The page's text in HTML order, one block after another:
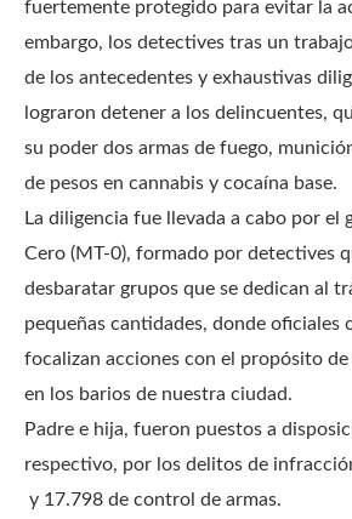
fuertemente protegido para evitar la
embargo, los detectives tras un
de los antecedentes y exhaustivas
lograron detener a los delincuentes,
su poder dos armas de fuego,
de pesos en cannabis y cocaína base.
La diligencia fue llevada a cabo por
Cero (MT-0), formado por detectives
desbaratar grupos que se dedican al
pequeñas cantidades, donde oficiales
focalizan acciones con el propósito
en los barios de nuestra ciudad.
Padre e hija, fueron puestos a
respectivo, por los delitos de
y 17.798 de control de armas.